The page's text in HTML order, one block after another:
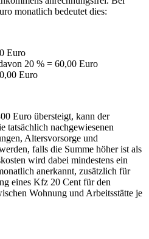
monatlich bedeutet dies:
Euro
20 % = 60,00 Euro
Euro
Euro übersteigt, kann der
tatsächlich nachgewiesenen
Altersvorsorge und
falls die Summe höher ist als
wird dabei mindestens ein
anerkannt, zusätzlich für
eines Kfz 20 Cent für den
Wohnung und Arbeitsstätte je